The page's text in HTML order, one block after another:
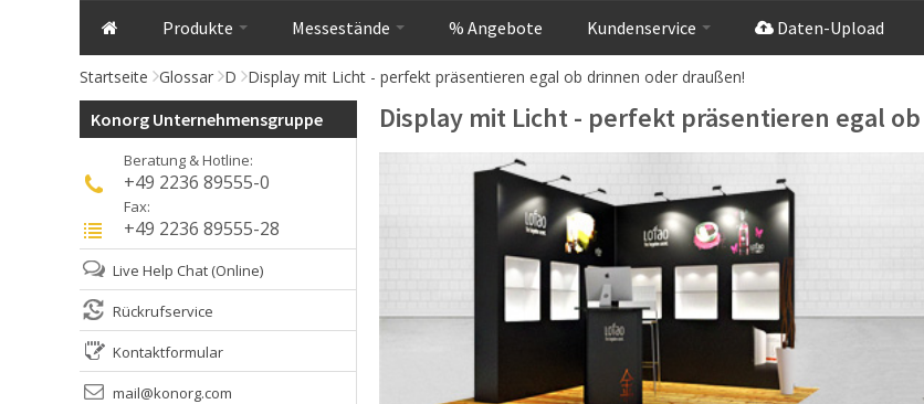
Produkte Messestände % Angebote Kundenservice Daten-Upload
Startseite Glossar D Display mit Licht - perfekt präsentieren egal ob drinnen oder draußen!
Konorg Unternehmensgruppe
Beratung & Hotline:
+49 2236 89555-0
Fax:
+49 2236 89555-28
Live Help Chat (Online)
Rückrufservice
Kontaktformular
mail@konorg.com
Display mit Licht - perfekt präsentieren egal